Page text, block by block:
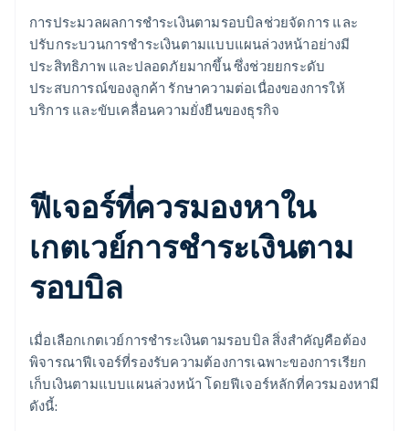
การประมวลผลการชำระเงินตามรอบบิลช่วยจัดการ และ
ปรับกระบวนการชำระเงินตามแบบแผนล่วงหน้าอย่างมี
ประสิทธิภาพ และปลอดภัยมากขึ้น ซึ่งช่วยยกระดับ
ประสบการณ์ของลูกค้า รักษาความต่อเนื่องของการให้
บริการ และขับเคลื่อนความยั่งยืนของธุรกิจ
ฟีเจอร์ที่ควรมองหาใน
เกตเวย์การชำระเงินตาม
รอบบิล
เมื่อเลือกเกตเวย์การชำระเงินตามรอบบิล สิ่งสำคัญคือต้อง
พิจารณาฟีเจอร์ที่รองรับความต้องการเฉพาะของการเรียก
เก็บเงินตามแบบแผนล่วงหน้า โดยฟีเจอร์หลักที่ควรมองหามี
ดังนี้: